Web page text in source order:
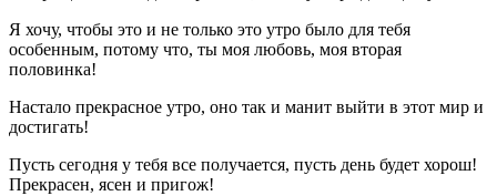
Я хочу, чтобы это и не только это утро было для тебя
особенным, потому что, ты моя любовь, моя вторая
половинка!
Настало прекрасное утро, оно так и манит выйти в этот мир и
достигать!
Пусть сегодня у тебя все получается, пусть день будет хорош!
Прекрасен, ясен и пригож!